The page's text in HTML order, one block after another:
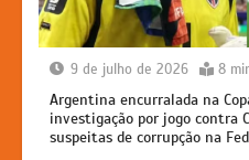
9 de julho de 2026 8
Argentina encurralada na
investigação por jogo contra
suspeitas de corrupção na